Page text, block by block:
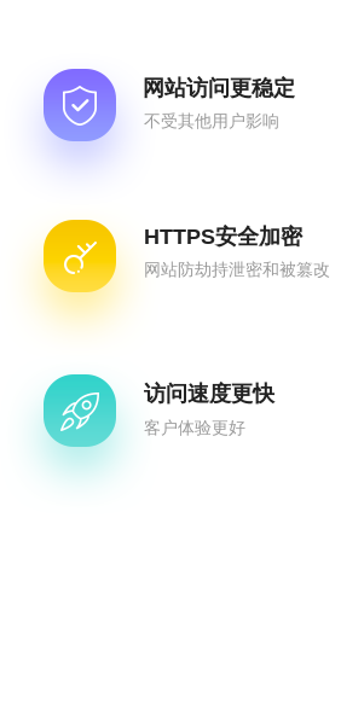
网站访问更稳定
不受其他用户影响
HTTPS安全加密
网站防劫持泄密和被篡改
访问速度更快
客户体验更好